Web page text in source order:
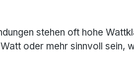
stehen oft hohe
oder mehr sinnvoll sein,